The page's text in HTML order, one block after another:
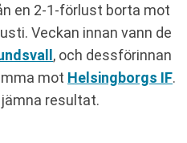
en 2-1-förlust borta mot
Veckan innan vann de
, och dessförinnan
mot Helsingborgs IF.
resultat.